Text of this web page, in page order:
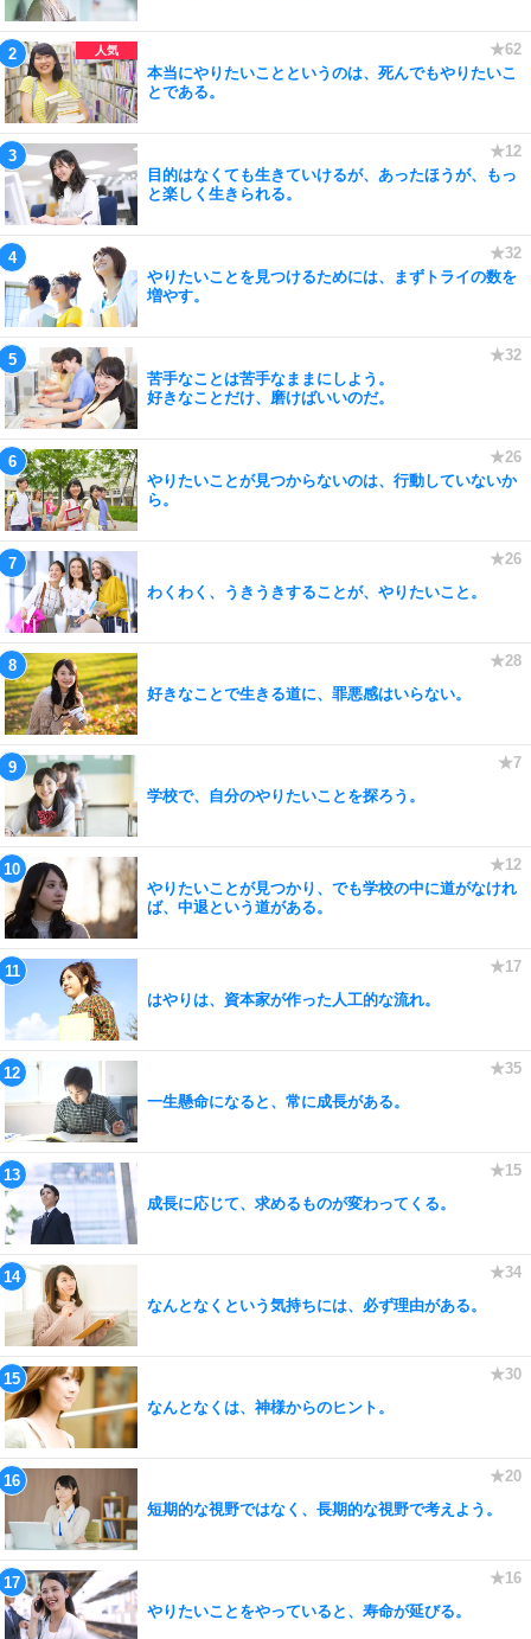
本当にやりたいことというのは、死んでもやりたいこ
とである。
目的はなくても生きていけるが、あったほうが、もっ
と楽しく生きられる。
やりたいことを見つけるためには、まずトライの数を
増やす。
苦手なことは苦手なままにしよう。
好きなことだけ、磨けばいいのだ。
やりたいことが見つからないのは、行動していないか
ら。
わくわく、うきうきすることが、やりたいこと。
好きなことで生きる道に、罪悪感はいらない。
学校で、自分のやりたいことを探ろう。
やりたいことが見つかり、でも学校の中に道がなけれ
ば、中退という道がある。
はやりは、資本家が作った人工的な流れ。
一生懸命になると、常に成長がある。
成長に応じて、求めるものが変わってくる。
なんとなくという気持ちには、必ず理由がある。
なんとなくは、神様からのヒント。
短期的な視野ではなく、長期的な視野で考えよう。
やりたいことをやっていると、寿命が延びる。